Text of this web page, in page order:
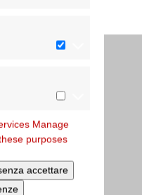
Manage
purposes
accettare
Roma
17:30
17:30